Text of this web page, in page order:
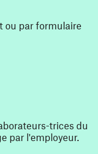
ou par formulaire
trices du
par l'employeur.